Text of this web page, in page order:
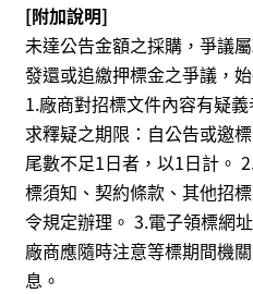
[附加說明]
未達公告金額之採購，爭議
發還或追繳押標金之爭議，
1.廠商對招標文件內容有疑
求釋疑之期限：自公告或邀
尾數不足1日者，以1日計。
標須知、契約條款、其他招
令規定辦理。 3.電子領標網
廠商應隨時注意等標期間機
息。